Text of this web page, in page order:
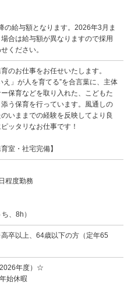
給与額となります。2026年3月ま
合は給与額が異なりますので採用
ください。
のお仕事をお任せいたします。
え」が人を育てる”を合言葉に、主体
保育などを取り入れた、こどもた
う保育を行っています。風通しの
いままでの経験を反映してより良
ッタリなお仕事です！
室・社宅完備】
程度勤務
、8h）
卒以上、64歳以下の方（定年65
年度）☆
始休暇